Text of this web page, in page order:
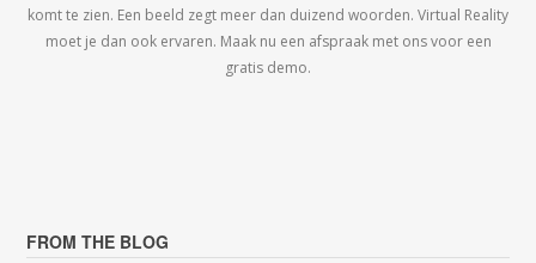
komt te zien. Een beeld zegt meer dan duizend woorden. Virtual Reality
moet je dan ook ervaren. Maak nu een afspraak met ons voor een
gratis demo.
FROM THE BLOG